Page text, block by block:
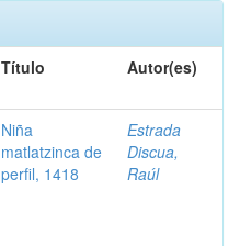
Título Autor(es)
Niña
matlatzinca de
perfil, 1418
Estrada
Discua,
Raúl